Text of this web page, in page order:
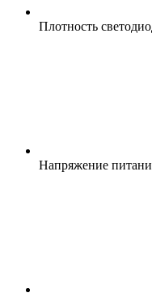
Плотность
Напряжение